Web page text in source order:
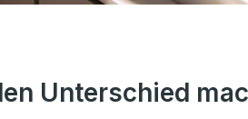
Unterschied